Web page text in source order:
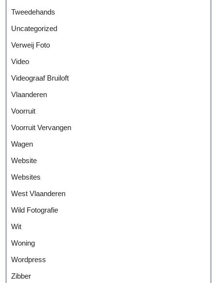
Tweedehands
Uncategorized
Verweij Foto
Video
Videograaf Bruiloft
Vlaanderen
Voorruit
Voorruit Vervangen
Wagen
Website
Websites
West Vlaanderen
Wild Fotografie
Wit
Woning
Wordpress
Zibber